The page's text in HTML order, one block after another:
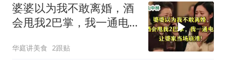
婆婆以为我不敢离婚，酒
会甩我2巴掌，我一通电
华庭讲美食 2跟贴